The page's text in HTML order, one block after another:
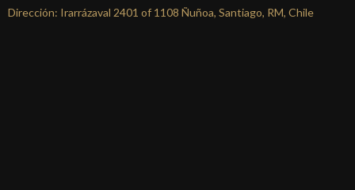
Dirección: Irarrázaval 2401 of 1108 Ñuñoa, Santiago, RM, Chile